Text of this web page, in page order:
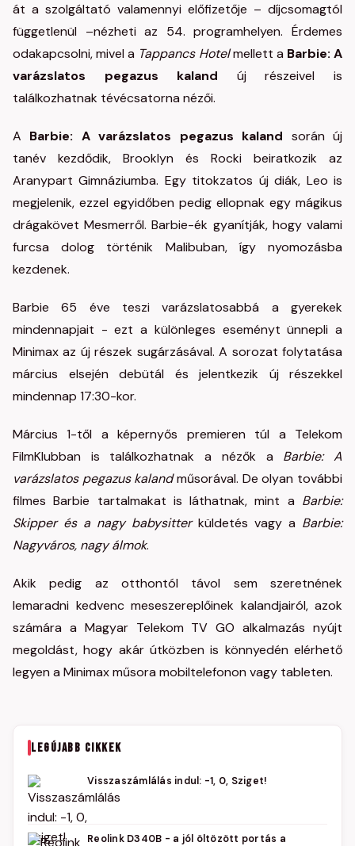
át a szolgáltató valamennyi előfizetője – díjcsomagtól
függetlenül –nézheti az 54. programhelyen. Érdemes
odakapcsolni, mivel a Tappancs Hotelmellett aBarbie: A
varázslatos pegazus kaland új részeivel is
találkozhatnak tévécsatorna nézői.
A Barbie: A varázslatos pegazus kaland során új
tanév kezdődik, Brooklyn és Rocki beiratkozik az
Aranypart Gimnáziumba. Egy titokzatos új diák, Leo is
megjelenik, ezzel egyidőben pedig ellopnak egy mágikus
drágakövet Mesmerről. Barbie-ék gyanítják, hogy valami
furcsa dolog történik Malibuban, így nyomozásba
kezdenek.
Barbie 65 éve teszi varázslatosabbá a gyerekek
mindennapjait - ezt a különleges eseményt ünnepli a
Minimax az új részek sugárzásával. A sorozat folytatása
március elsején debütál és jelentkezik új részekkel
mindennap 17:30-kor.
Március 1-től a képernyős premieren túl a Telekom
FilmKlubban is találkozhatnak a nézők a Barbie: A
varázslatos pegazus kalandműsorával. De olyan további
filmes Barbie tartalmakat is láthatnak, mint a Barbie:
Skipper és a nagy babysitterküldetés vagy a Barbie:
Nagyváros, nagy álmok.
Akik pedig az otthontól távol sem szeretnének
lemaradni kedvenc meseszereplőinek kalandjairól, azok
számára a Magyar Telekom TV GO alkalmazás nyújt
megoldást, hogy akár útközben is könnyedén elérhető
legyen a Minimax műsora mobiltelefonon vagy tableten.
LEGÚJABB CIKKEK
Visszaszámlálás indul: -1, 0, Sziget!
Reolink D340B - a jól öltözött portás a